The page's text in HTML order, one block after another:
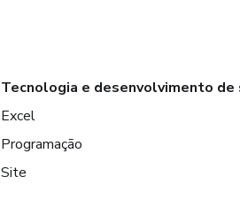
Tecnologia e desenvolvimento
Excel
Programação
Site